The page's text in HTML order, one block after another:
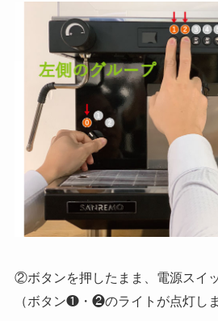
②ボタンを押したまま、電源スイ
（ボタン❶・❷のライトが点灯しま